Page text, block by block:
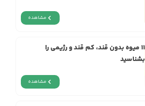
مشاهده
11 میوه‌ بدون قند، کم قند و رژیمی را
بشناسید
مشاهده